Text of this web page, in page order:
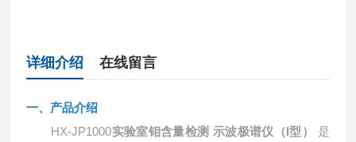
详细介绍 在线留言
一、产品介绍
HX-JP1000实验室钼含量检测 示波极谱仪（I型）
是